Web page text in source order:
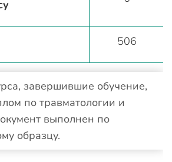
506
завершившие обучение,
по травматологии и
выполнен по
образцу.